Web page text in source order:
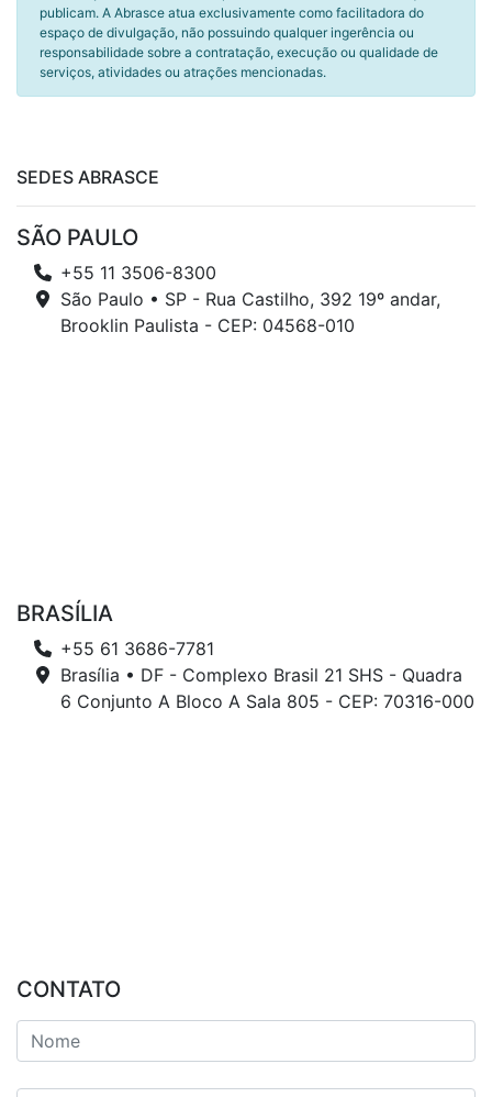
publicam. A Abrasce atua exclusivamente como facilitadora do
espaço de divulgação, não possuindo qualquer ingerência ou
responsabilidade sobre a contratação, execução ou qualidade de
serviços, atividades ou atrações mencionadas.
SEDES ABRASCE
SÃO PAULO
+55 11 3506-8300
São Paulo • SP - Rua Castilho, 392 19º andar,
Brooklin Paulista - CEP: 04568-010
BRASÍLIA
+55 61 3686-7781
Brasília • DF - Complexo Brasil 21 SHS - Quadra
6 Conjunto A Bloco A Sala 805 - CEP: 70316-000
CONTATO